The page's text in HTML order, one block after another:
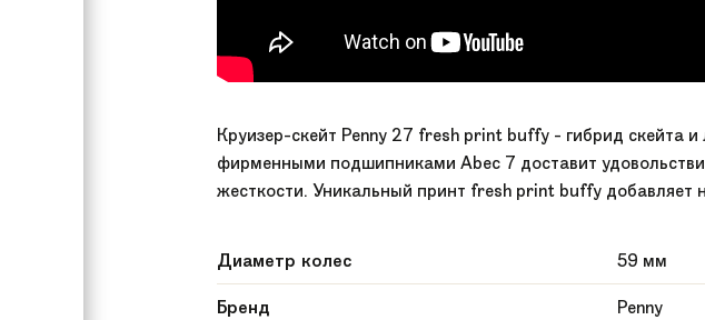
Круизер-скейт Penny 27 fresh print buffy - гибрид скейта
фирменными подшипниками Abec 7 доставит
жесткости. Уникальный принт fresh print buffy добавляет
Диаметр колес
59 мм
Бренд
Penny